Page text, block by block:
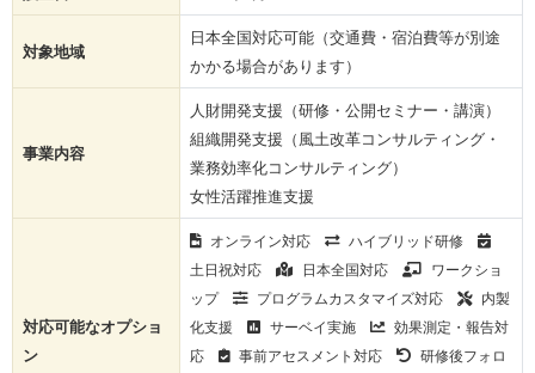
対象地域
日本全国対応可能（交通費・宿泊費等が別途
かかる場合があります）
事業内容
人財開発支援（研修・公開セミナー・講演）
組織開発支援（風土改革コンサルティング・
業務効率化コンサルティング）
女性活躍推進支援
対応可能なオプショ
ン
オンライン対応
ハイブリッド研修
土日祝対応
日本全国対応
ワークショ
ップ
プログラムカスタマイズ対応
内製
化支援
サーベイ実施
効果測定・報告対
応
事前アセスメント対応
研修後フォロ